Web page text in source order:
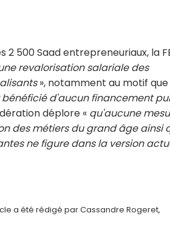
500 Saad entrepreneuriaux, la
revalorisation salariale des
», notamment au motif que
d'aucun financement
déplore « qu'aucune
des métiers du grand âge ainsi
ne figure dans la version
a été rédigé par Cassandre Rogeret,